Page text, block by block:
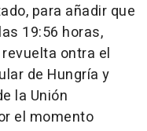
para añadir que
19:56 horas,
ontra el
de Hungría y
la Unión
el momento